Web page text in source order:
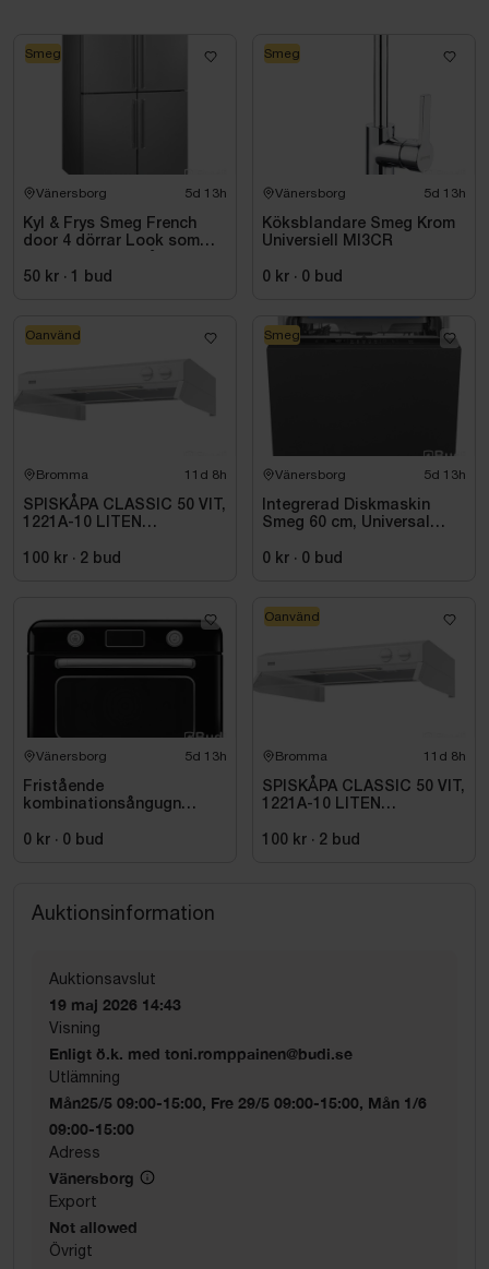
Bruttovikt: 90.0 kg
Bredd förpackad produkt: 640 mm
Djup förpackad produkt: 670 mm
Höjd/bredd/djup förpackad produkt: 1930x640x670
OBS! Den första bilden är tillverkarens visningsbild.
Vänersborg 5d 13h
Kyl & Frys Smeg French
door 4 dörrar Look som
Universiell FQ60XDE
50 kr · 1 bud
Smeg
Vänersborg 5d 13h
Köksblandare Smeg Krom
Universiell MI3CR
0 kr · 0 bud
Smeg
Bromma 11d 8h
SPISKÅPA CLASSIC 50 VIT,
1221A-10 LITEN
100 kr · 2 bud
Oanvänd
Vänersborg 5d 13h
Integrerad Diskmaskin
Smeg 60 cm, Universal
0 kr · 0 bud
Smeg
Vänersborg 5d 13h
Fristående
kombinationsångugn
Högblank 50's Style
0 kr · 0 bud
Bromma 11d 8h
SPISKÅPA CLASSIC 50 VIT,
1221A-10 LITEN
100 kr · 2 bud
Oanvänd
Auktionsinformation
Auktionsavslut
19 maj 2026 14:43
Visning
Enligt ö.k. med toni.romppainen@budi.se
Utlämning
Mån25/5 09:00-15:00, Fre 29/5 09:00-15:00, Mån 1/6
09:00-15:00
Adress
Vänersborg
Export
Not allowed
Övrigt